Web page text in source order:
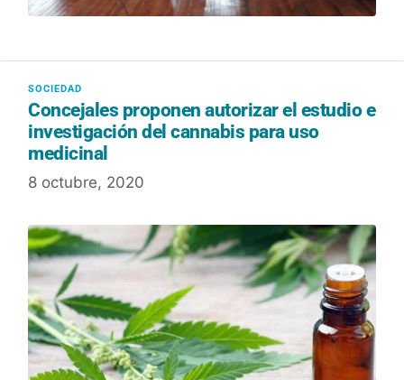
Concejales proponen autorizar el estudio e
investigación del cannabis para uso
medicinal
8 octubre, 2020